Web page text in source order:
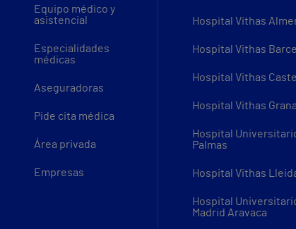
Equipo médico y
asistencial
Especialidades
médicas
Aseguradoras
Pide cita médica
Área privada
Empresas
Hospital Vithas
Hospital Vithas
Hospital Vithas
Hospital Vithas
Hospital
Palmas
Hospital Vithas
Hospital
Madrid Aravaca